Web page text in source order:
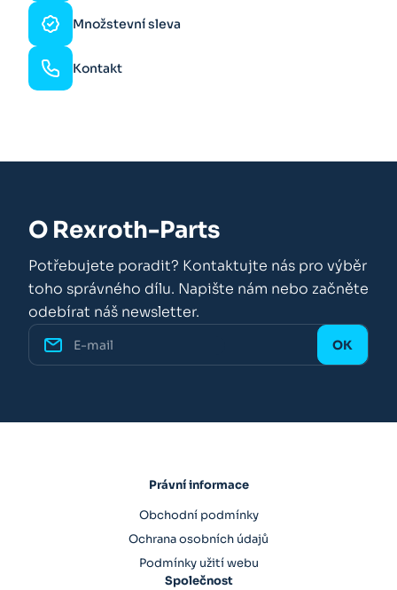
Množstevní sleva
Kontakt
O Rexroth-Parts
Potřebujete poradit? Kontaktujte nás pro výběr
toho správného dílu. Napište nám nebo začněte
odebírat náš newsletter.
Právní informace
Obchodní podmínky
Ochrana osobních údajů
Podmínky užití webu
Společnost